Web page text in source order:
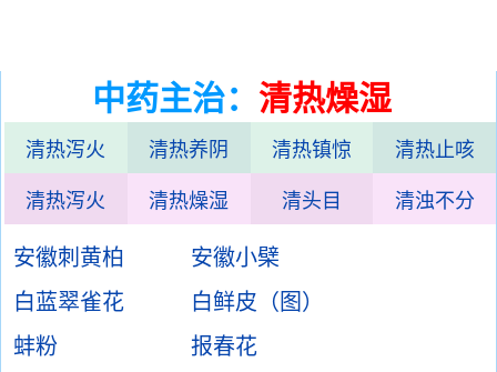
中药主治： 清热燥湿
清热泻火 清热养阴 清热镇惊 清热止咳
清热泻火 清热燥湿 清头目 清浊不分
安徽刺黄柏
安徽小檗
白蓝翠雀花
白鲜皮（图）
蚌粉
报春花